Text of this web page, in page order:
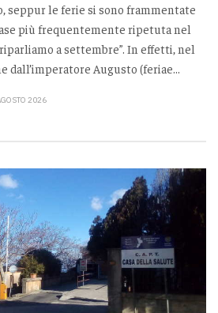
seppur le ferie si sono frammentate
più frequentemente ripetuta nel
a settembre”. In effetti, nel
dall’imperatore Augusto (feriae...
2026